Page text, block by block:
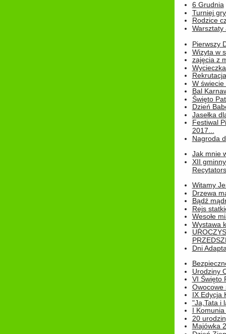
6 Grudnia
Turniej
Rodzice
Warsztaty
Pierwszy
Wizyta w
zajęcia z
W świecie
Bal
Święto
Dzień
Jasełka
Festiwal
2017...
Nagroda
Jak mnie
XII
Witamy
Drzewa
Bądź
Rejs
Wesołe
Wystawa
Dni
Urodziny
VI Święto
Owocowe
IX Edycja
"Ja,Tata i
I
20
Majówka